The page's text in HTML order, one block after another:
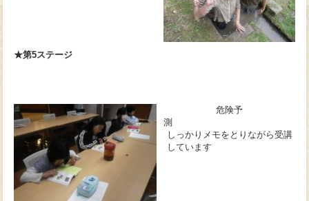
★第5ステージ
危険予
しっかりメモをとりながら受講
しています